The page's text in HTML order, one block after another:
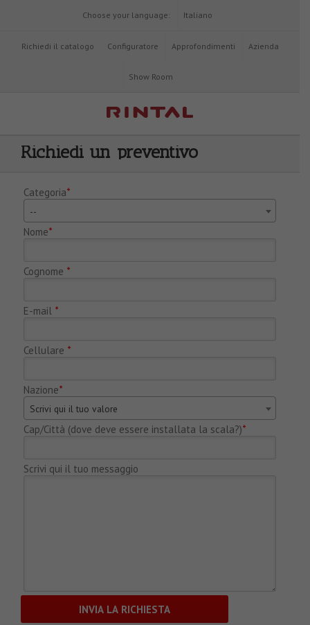
Choose your language: Italiano
Richiedi il catalogo Configuratore Approfondimenti Azienda
Show Room
Richiedi un preventivo
Categoria*
--
Nome*
Cognome *
E-mail *
Cellulare *
Nazione*
Scrivi qui il tuo valore
Cap/Città (dove deve essere installata la scala?)*
Scrivi qui il tuo messaggio